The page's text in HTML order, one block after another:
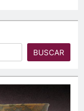
BUSCAR